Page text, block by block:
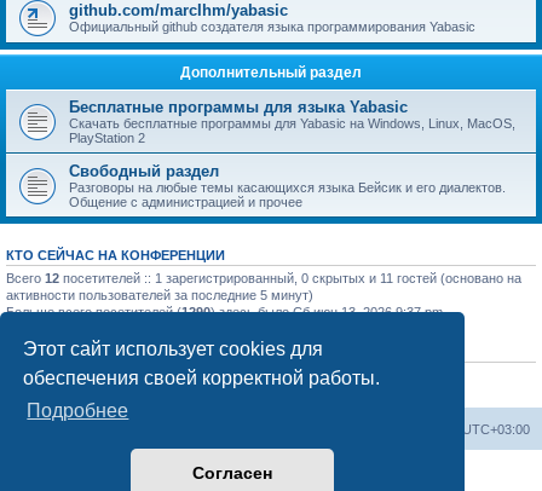
Этот сайт использует cookies для
обеспечения своей корректной работы.
Подробнее
Согласен
github.com/marcIhm/yabasic
Официальный github создателя языка программирования Yabasic
Дополнительный раздел
Бесплатные программы для языка Yabasic
Скачать бесплатные программы для Yabasic на Windows, Linux, MacOS,
PlayStation 2
Свободный раздел
Разговоры на любые темы касающихся языка Бейсик и его диалектов.
Общение с администрацией и прочее
КТО СЕЙЧАС НА КОНФЕРЕНЦИИ
Всего 12 посетителей :: 1 зарегистрированный, 0 скрытых и 11 гостей (основано на
активности пользователей за последние 5 минут)
Больше всего посетителей (1290) здесь было Сб июн 13, 2026 9:37 pm
СТАТИСТИКА
Всего сообщений:142 • Всего тем:124• Всего пользователей:
UTC+03:00
Создано на основеphpBB® Forum Software © phpBB Limited